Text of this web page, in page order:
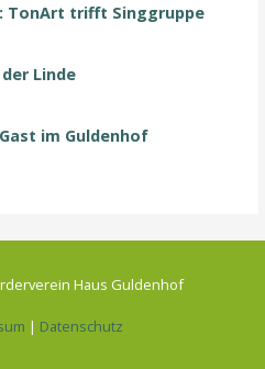
TonArt trifft Singgruppe
Linde
im Guldenhof
Haus Guldenhof
| Datenschutz